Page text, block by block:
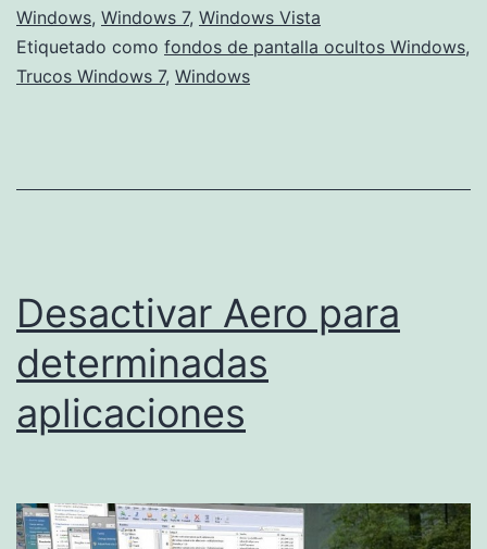
ocultos
en
Windows
Windows, Windows 7, Windows Vista
Etiquetado como fondos de pantalla ocultos Windows,
Trucos Windows 7, Windows
Desactivar Aero para
determinadas
aplicaciones